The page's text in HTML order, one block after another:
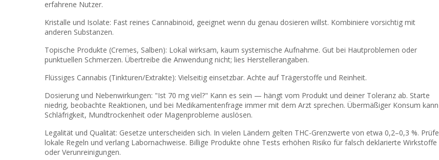
erfahrene Nutzer.
Kristalle und Isolate: Fast reines Cannabinoid, geeignet wenn du genau dosieren willst. Kombiniere vorsichtig mit
anderen Substanzen.
Topische Produkte (Cremes, Salben): Lokal wirksam, kaum systemische Aufnahme. Gut bei Hautproblemen oder
punktuellen Schmerzen. Übertreibe die Anwendung nicht; lies Herstellerangaben.
Flüssiges Cannabis (Tinkturen/Extrakte): Vielseitig einsetzbar. Achte auf Trägerstoffe und Reinheit.
Dosierung und Nebenwirkungen: "Ist 70 mg viel?" Kann es sein — hängt vom Produkt und deiner Toleranz ab. Starte
niedrig, beobachte Reaktionen, und bei Medikamentenfrage immer mit dem Arzt sprechen. Übermäßiger Konsum kann
Schläfrigkeit, Mundtrockenheit oder Magenprobleme auslösen.
Legalität und Qualität: Gesetze unterscheiden sich. In vielen Ländern gelten THC-Grenzwerte von etwa 0,2–0,3 %. Prüfe
lokale Regeln und verlang Labornachweise. Billige Produkte ohne Tests erhöhen Risiko für falsch deklarierte Wirkstoffe
oder Verunreinigungen.